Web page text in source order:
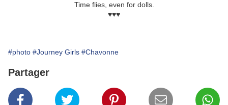
Time flies, even for dolls.
♥♥♥
#photo #Journey Girls #Chavonne
Partager